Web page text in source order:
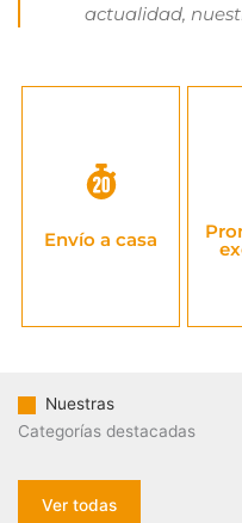
actualidad,
Envío a casa
Económico y
rápido, a toda la
24/48h,
Nuestras
Categorías destacadas
Ver todas